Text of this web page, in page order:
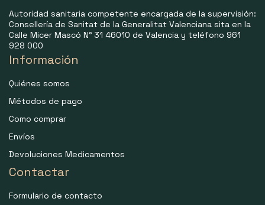
Autoridad sanitaria competente encargada de la supervisión:
Consellería de Sanitat de la Generalitat Valenciana sita en la
Calle Micer Mascó N° 31 46010 de Valencia y teléfono 961
928 000
Información
Quiénes somos
Métodos de pago
Como comprar
Envíos
Devoluciones Medicamentos
Contactar
Formulario de contacto